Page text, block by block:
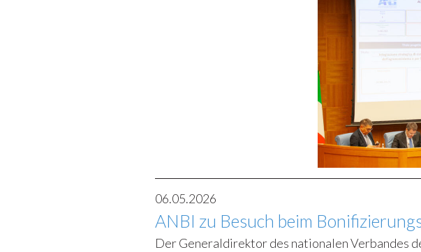
06.05.2026
ANBI zu Besuch beim
Der Generaldirektor des nationalen Verbandes